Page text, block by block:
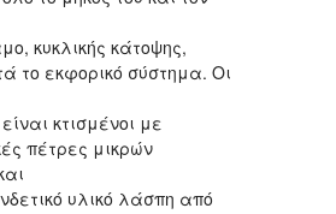
κυκλικής κάτοψης,
το εκφορικό σύστημα. Οι
κτισμένοι με
πέτρες μικρών
υλικό λάσπη από